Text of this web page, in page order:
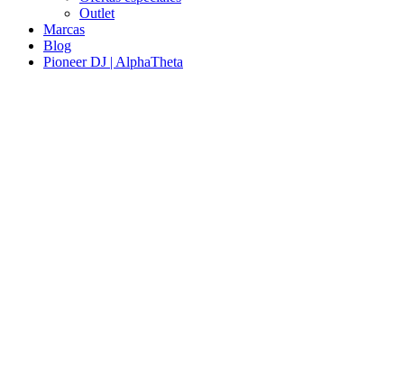
Outlet
Marcas
Blog
Pioneer DJ | AlphaTheta